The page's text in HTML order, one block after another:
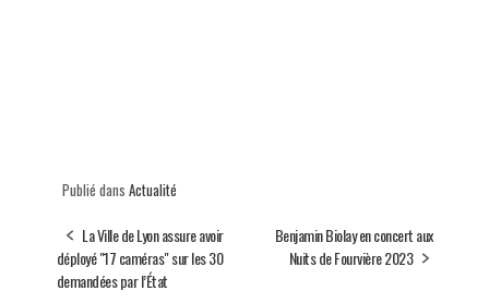
Publié dans Actualité
La Ville de Lyon assure avoir
déployé "17 caméras" sur les 30
demandées par l’État
Benjamin Biolay en concert aux
Nuits de Fourvière 2023